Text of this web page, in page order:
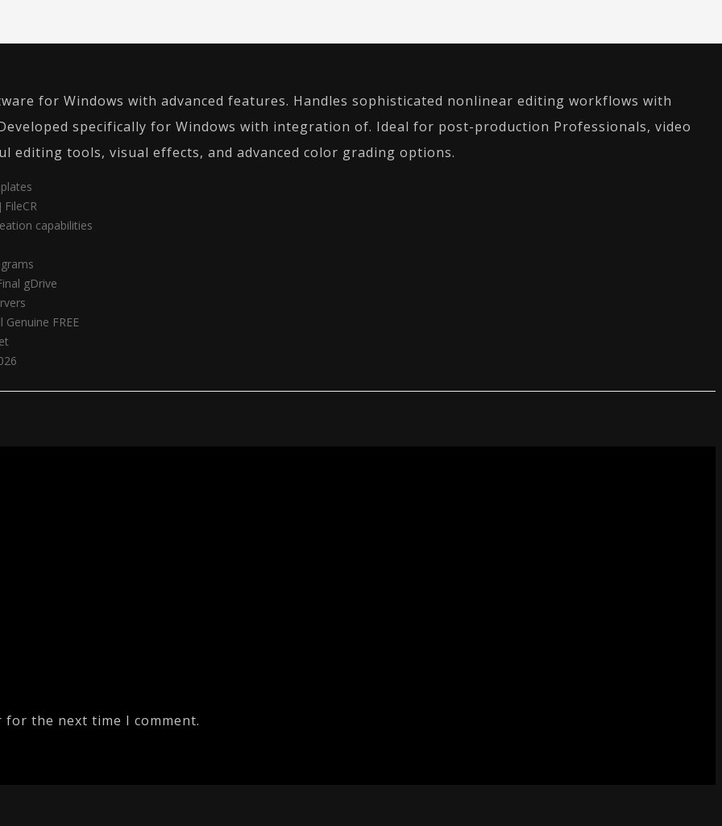
for Windows with advanced features. Handles sophisticated nonlinear editing workflows with
specifically for Windows with integration of. Ideal for post-production Professionals, video
editing tools, visual effects, and advanced color grading options.
capabilities
gDrive
FREE
for the next time I comment.